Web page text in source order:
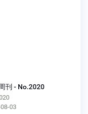
刊 - No.2020
03